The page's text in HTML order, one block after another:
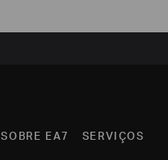
SOBRE EA7 SERVIÇOS